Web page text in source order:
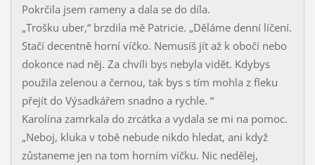
Pokrčila jsem rameny a dala se do díla.
„Trošku uber,“ brzdila mě Patricie. „Děláme denní líčení.
Stačí decentně horní víčko. Nemusíš jít až k obočí nebo
dokonce nad něj. Za chvíli bys nebyla vidět. Kdybys
použila zelenou a černou, tak bys s tím mohla z fleku
přejít do Výsadkářem snadno a rychle. “
Karolína zamrkala do zrcátka a vydala se mi na pomoc.
„Neboj, kluka v tobě nebude nikdo hledat, ani když
zůstaneme jen na tom horním víčku. Nic nedělej,